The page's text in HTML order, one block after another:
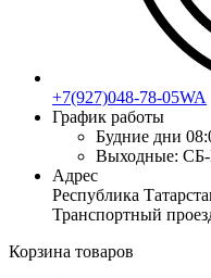
+7(927)048-78-05WA
График работы
Будние дни
Выходные:
Адрес
Республика
Транспортный
Корзина товаров